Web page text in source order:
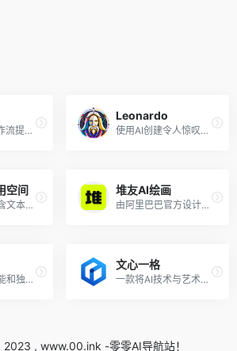
AI赋能行业工作流提效，AI超级个体变现工具，深度链接粉丝社区
Leonardo
使用AI创建令人惊叹的游戏资产。我们正在构建市场领先的功能,让您更好地控制您的后代
空间
文心大模型包含文本生成、文生图、智能对话等技能，可用于文化传媒、艺术创作、教育科研、金融保险、医疗健康等多个应用场景。
堆友AI绘画
由阿里巴巴官方设计师团队倾力打造的在线设计+编辑器平台，站内素材全部由阿里巴巴设计师原创，可全部免费商用，告别版权困扰
通过强大的功能和独特的语言模型算法，协助用户快速创作出高质量的文本内容。
文心一格
一款将AI技术与艺术创作相结合强大的人工智能辅助创意工具
, www.00.ink -零零AI导航站！